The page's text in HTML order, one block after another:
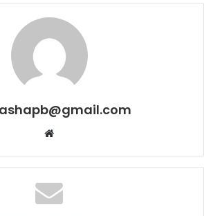
Website